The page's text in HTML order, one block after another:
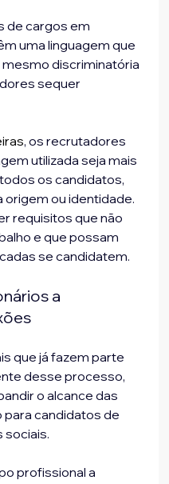
de cargos em
uma linguagem que
discriminatória
sequer
, os recrutadores
utilizada seja mais
os candidatos,
ou identidade.
requisitos que não
e que possam
se candidatem.
a
que já fazem parte
desse processo,
o alcance das
candidatos de
sociais.
profissional a